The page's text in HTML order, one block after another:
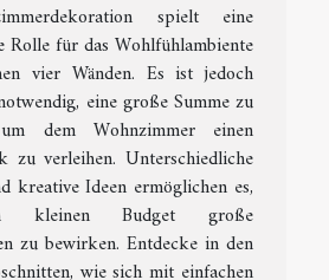
spielt eine
Rolle für das Wohlfühlambiente
vier Wänden. Es ist jedoch
eine große Summe zu
dem Wohnzimmer einen
zu verleihen. Unterschiedliche
kreative Ideen ermöglichen es,
kleinen Budget große
zu bewirken. Entdecke in den
wie sich mit einfachen